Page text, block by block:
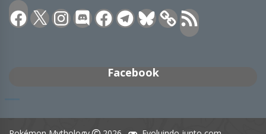
Facebook
X Instagram
DiscordFacebookTelegramBluesky Feed
RSS
Facebook